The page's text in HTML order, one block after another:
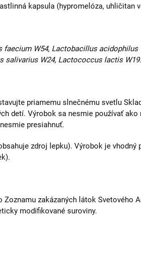
kapsula (hypromelóza, uhličitan
W54, Lactobacillus
salivarius W24, Lactococcus lactis W19.
priamemu slnečnému svetlu
detí. Výrobok sa nesmie používať ako
presiahnuť.
zdroj lepku). Výrobok je vhodný
zakázaných látok Svetového
modifikované suroviny.